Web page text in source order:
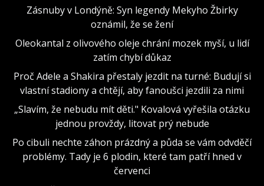
Zásnuby v Londýně: Syn legendy Mekyho Žbirky
oznámil, že se žení
Oleokantal z olivového oleje chrání mozek myší, u lidí
zatím chybí důkaz
Proč Adele a Shakira přestaly jezdit na turné: Budují si
vlastní stadiony a chtějí, aby fanoušci jezdili za nimi
„Slavím, že nebudu mít děti." Kovalová vyřešila otázku
jednou provždy, litovat prý nebude
Po cibuli nechte záhon prázdný a půda se vám odvděčí
problémy. Tady je 6 plodin, které tam patří hned v
červenci